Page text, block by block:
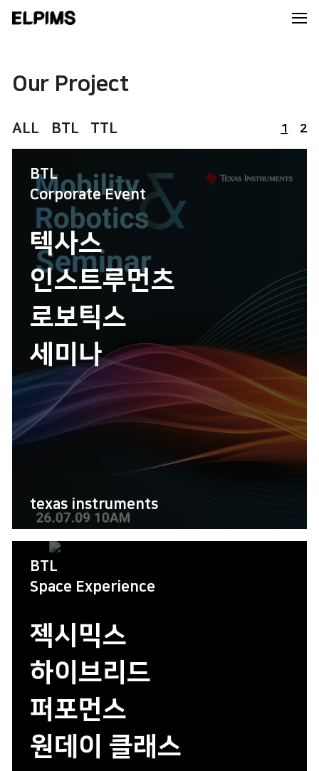
Our Project
ALL BTL TTL
BTL
Corporate Event
텍사스
인스트루먼츠
로보틱스
세미나
texas instruments
BTL
Space Experience
젝시믹스
하이브리드
퍼포먼스
원데이 클래스
1 2